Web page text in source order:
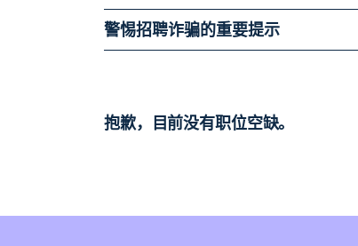
警惕招聘诈骗的重要提示
抱歉，目前没有职位空缺。